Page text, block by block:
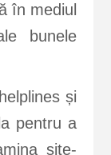
în mediul
bunele
și
pentru a
site-